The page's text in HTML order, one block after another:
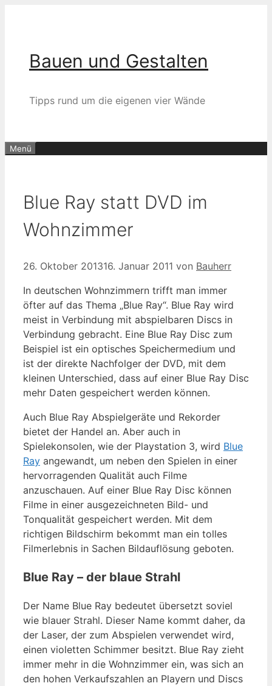
Bauen und Gestalten
Tipps rund um die eigenen vier Wände
Menü
Blue Ray statt DVD im
Wohnzimmer
26. Oktober 201316. Januar 2011 von Bauherr
In deutschen Wohnzimmern trifft man immer
öfter auf das Thema „Blue Ray“. Blue Ray wird
meist in Verbindung mit abspielbaren Discs in
Verbindung gebracht. Eine Blue Ray Disc zum
Beispiel ist ein optisches Speichermedium und
ist der direkte Nachfolger der DVD, mit dem
kleinen Unterschied, dass auf einer Blue Ray Disc
mehr Daten gespeichert werden können.
Auch Blue Ray Abspielgeräte und Rekorder
bietet der Handel an. Aber auch in
Spielekonsolen, wie der Playstation 3, wird Blue
Ray angewandt, um neben den Spielen in einer
hervorragenden Qualität auch Filme
anzuschauen. Auf einer Blue Ray Disc können
Filme in einer ausgezeichneten Bild- und
Tonqualität gespeichert werden. Mit dem
richtigen Bildschirm bekommt man ein tolles
Filmerlebnis in Sachen Bildauflösung geboten.
Blue Ray – der blaue Strahl
Der Name Blue Ray bedeutet übersetzt soviel
wie blauer Strahl. Dieser Name kommt daher, da
der Laser, der zum Abspielen verwendet wird,
einen violetten Schimmer besitzt. Blue Ray zieht
immer mehr in die Wohnzimmer ein, was sich an
den hohen Verkaufszahlen an Playern und Discs